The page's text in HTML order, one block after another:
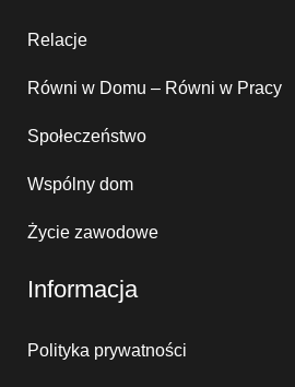
Relacje
Równi w Domu – Równi w Pracy
Społeczeństwo
Wspólny dom
Życie zawodowe
Informacja
Polityka prywatności